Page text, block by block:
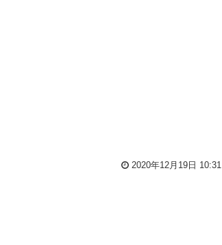
2020年12月19日 10:31